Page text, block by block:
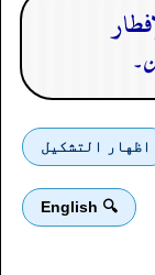
اظهار التشكيل
🔍 English